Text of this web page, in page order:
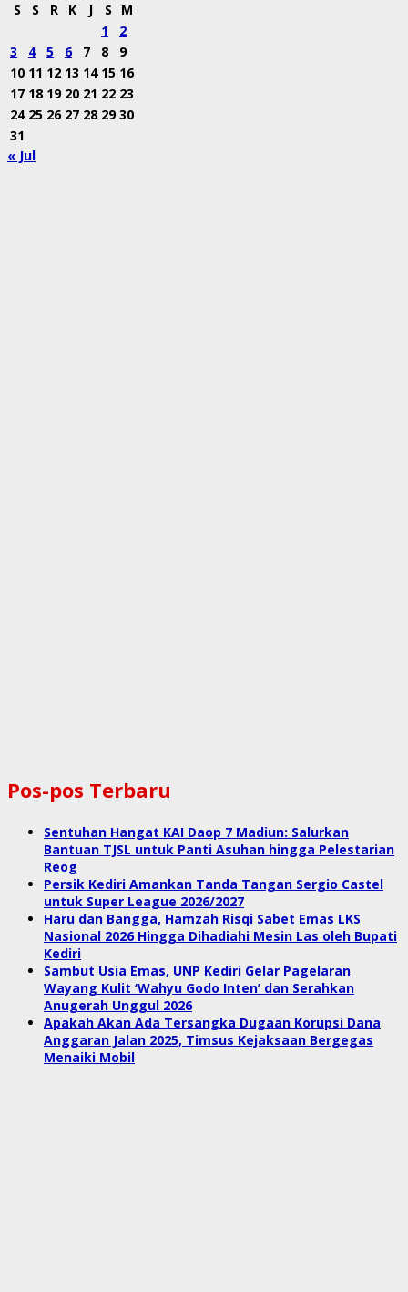
S
S R K J S
M
1
2
3
4 5 6 7 8
9
10 11 12 13 14 15 16
17 18 19 20 21 22 23
24 25 26 27 28 29 30
31
« Jul
Pos-pos Terbaru
Sentuhan Hangat KAI Daop 7 Madiun: Salurkan
Bantuan TJSL untuk Panti Asuhan hingga Pelestarian
Reog
Persik Kediri Amankan Tanda Tangan Sergio Castel
untuk Super League 2026/2027
Haru dan Bangga, Hamzah Risqi Sabet Emas LKS
Nasional 2026 Hingga Dihadiahi Mesin Las oleh Bupati
Kediri
Sambut Usia Emas, UNP Kediri Gelar Pagelaran
Wayang Kulit ‘Wahyu Godo Inten’ dan Serahkan
Anugerah Unggul 2026
Apakah Akan Ada Tersangka Dugaan Korupsi Dana
Anggaran Jalan 2025, Timsus Kejaksaan Bergegas
Menaiki Mobil